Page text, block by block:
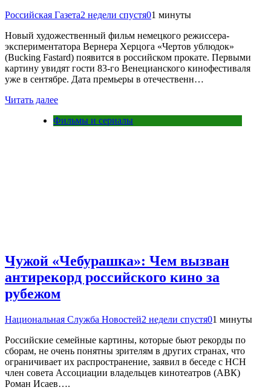
Российская Газета2 недели спустя01 минуты
Новый художественный фильм немецкого режиссера-
экспериментатора Вернера Херцога «Чертов ублюдок»
(Bucking Fastard) появится в российском прокате. Первыми
картину увидят гости 83-го Венецианского кинофестиваля
уже в сентябре. Дата премьеры в отечественн…
Читать далее
Фильмы и сериалы
Чужой «Чебурашка»: Чем вызван
антирекорд российского кино за
рубежом
Национальная Служба Новостей2 недели спустя01 минуты
Российские семейные картины, которые бьют рекорды по
сборам, не очень понятны зрителям в других странах, что
ограничивает их распространение, заявил в беседе с НСН
член совета Ассоциации владельцев кинотеатров (АВК)
Роман Исаев….